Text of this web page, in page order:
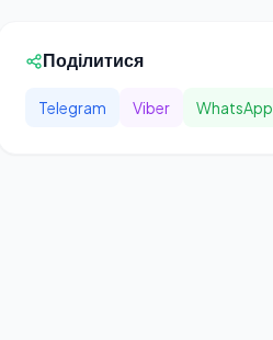
Поділитися
Telegram Viber WhatsApp